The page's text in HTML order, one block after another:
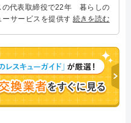
の代表取締役で22年 暮らしの
サービスを提供する株式会社
頼される「給湯器」のスペシ
続きを読む